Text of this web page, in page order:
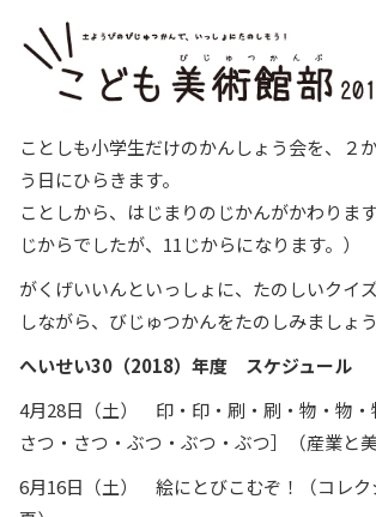
ことしも小学生だけのかんしょう会を、２
う日にひらきます。
ことしから、はじまりのじかんがかわりま
じからでしたが、11じからになります。）
がくげいいんといっしょに、たのしいクイ
しながら、びじゅつかんをたのしみましょう
へいせい30（2018）年度 スケジュール
4月28日（土） 印・印・刷・刷・物・物・
さつ・さつ・ぶつ・ぶつ・ぶつ］（産業と
6月16日（土） 絵にとびこむぞ！（コレク